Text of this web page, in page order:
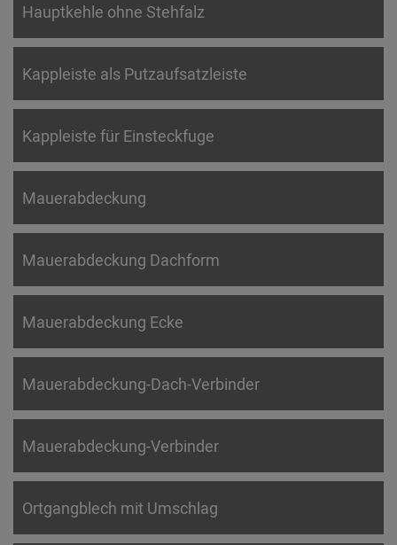
Hauptkehle ohne Stehfalz
Kappleiste als Putzaufsatzleiste
Kappleiste für Einsteckfuge
Mauerabdeckung
Mauerabdeckung Dachform
Mauerabdeckung Ecke
Mauerabdeckung-Dach-Verbinder
Mauerabdeckung-Verbinder
Ortgangblech mit Umschlag